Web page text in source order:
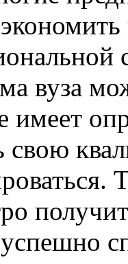
вуза
имеет
свою